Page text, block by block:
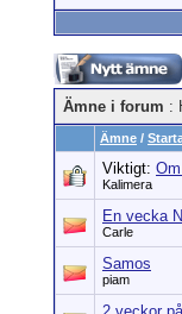
Ämne i forum :
Ämne /
Viktigt:
Kalimera
En vecka
Carle
Samos
piam